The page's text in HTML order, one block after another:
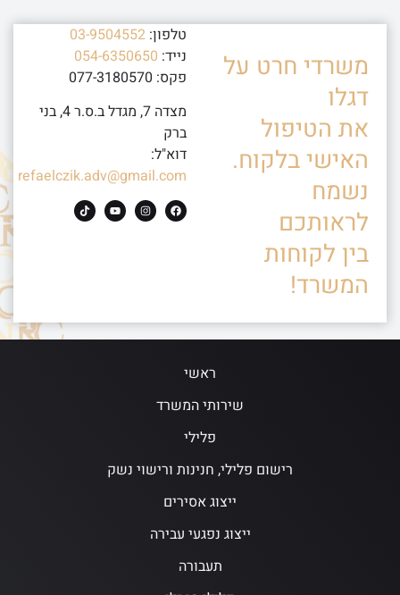
משרדי חרט על
דגלו
את הטיפול
האישי בלקוח.
נשמח
לראותכם
בין לקוחות
המשרד!
טלפון: 03-9504552
נייד: 054-6350650
פקס: 077-3180570
מצדה 7, מגדל ב.ס.ר 4, בני
ברק
דוא"ל:
refaelczik.adv@gmail.com
ראשי
שירותי המשרד
פלילי
רישום פלילי, חנינות ורישוי נשק
ייצוג אסירים
ייצוג נפגעי עבירה
תעבורה